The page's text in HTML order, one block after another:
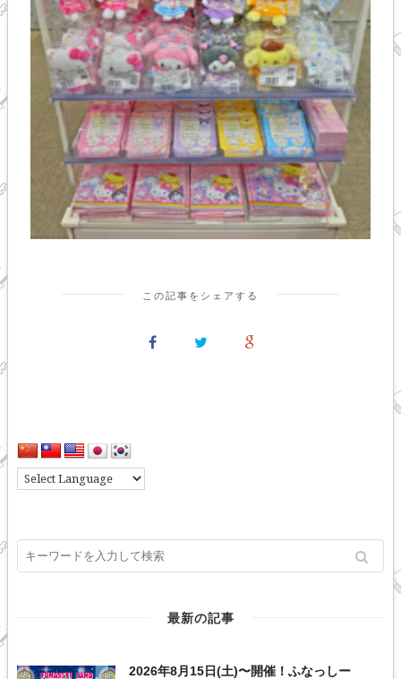
この記事をシェアする
最新の記事
2026年8月15日(土)〜開催！ふなっしー